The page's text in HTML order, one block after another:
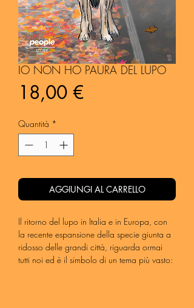
IO NON HO PAURA DEL LUPO
18,00 €Prezzo
Quantità *
AGGIUNGI AL CARRELLO
Il ritorno del lupo in Italia e in Europa, con
la recente espansione della specie giunta a
ridosso delle grandi città, riguarda ormai
tutti noi ed è il simbolo di un tema più vasto: